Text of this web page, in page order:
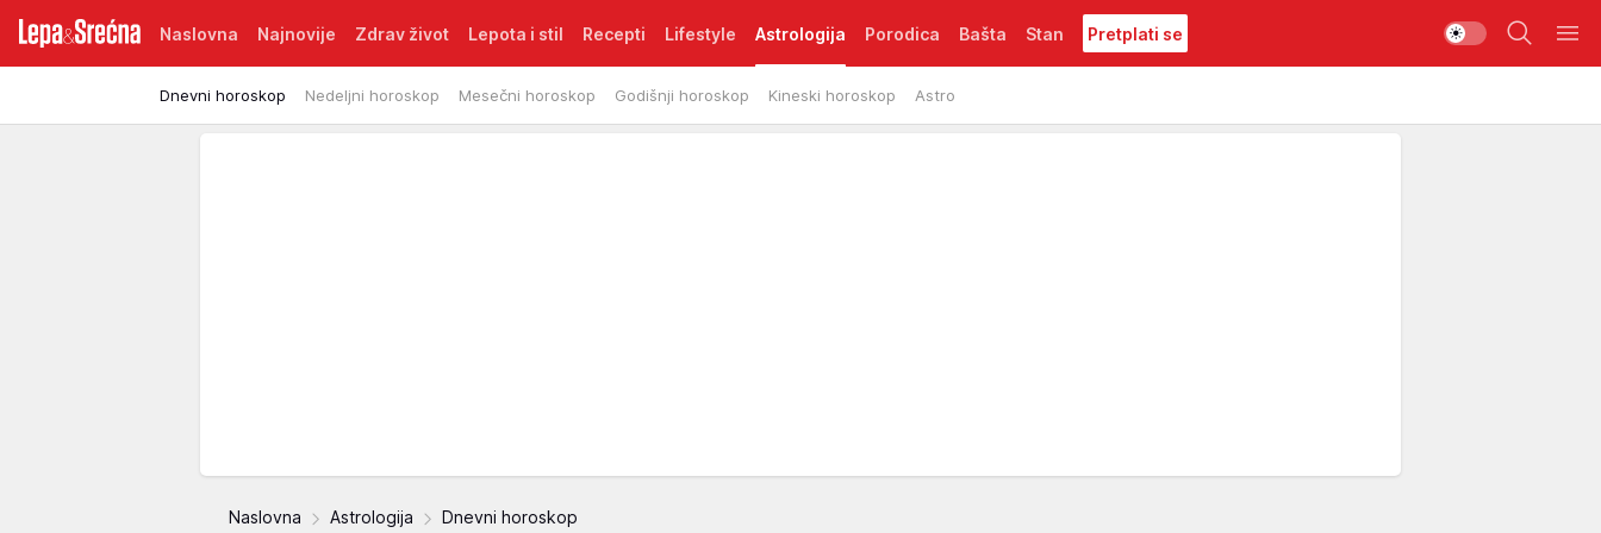
Naslovna Najnovije Zdrav život Lepota i stil Recepti Lifestyle Astrologija
Dnevni horoskop Nedeljni horoskop Mesečni horoskop Godišnji horoskop Kineski horoskop Astro
Porodica Bašta Stan Pretplati se
Naslovna Astrologija Dnevni horoskop